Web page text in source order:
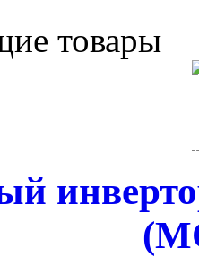
товары